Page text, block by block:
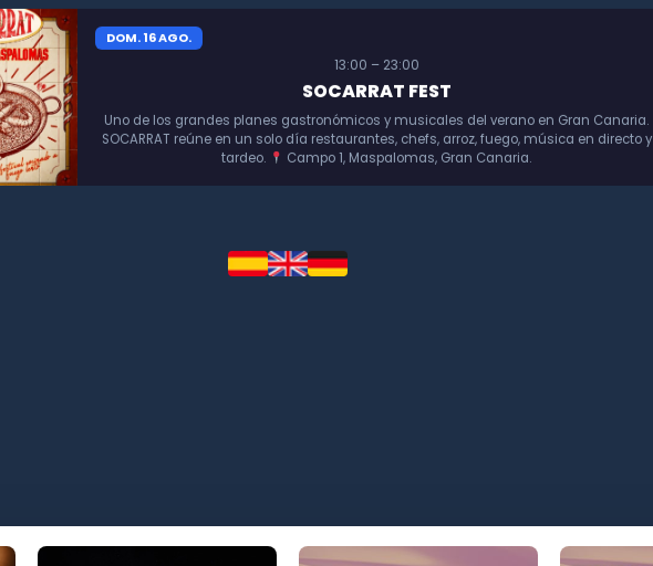
DOM. 16 AGO.
13:00 – 23:00
SOCARRAT FEST
Uno de los grandes planes gastronómicos y musicales del verano en Gran Canaria.
SOCARRAT reúne en un solo día restaurantes, chefs, arroz, fuego, música en directo y
tardeo.
Campo 1, Maspalomas, Gran Canaria.